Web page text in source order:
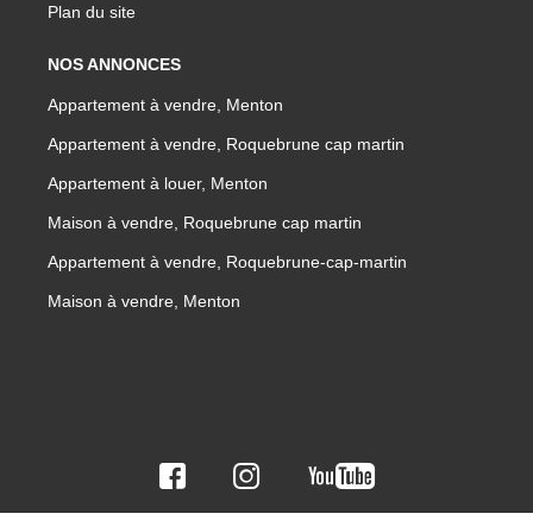
Plan du site
NOS ANNONCES
Appartement à vendre, Menton
Appartement à vendre, Roquebrune cap martin
Appartement à louer, Menton
Maison à vendre, Roquebrune cap martin
Appartement à vendre, Roquebrune-cap-martin
Maison à vendre, Menton